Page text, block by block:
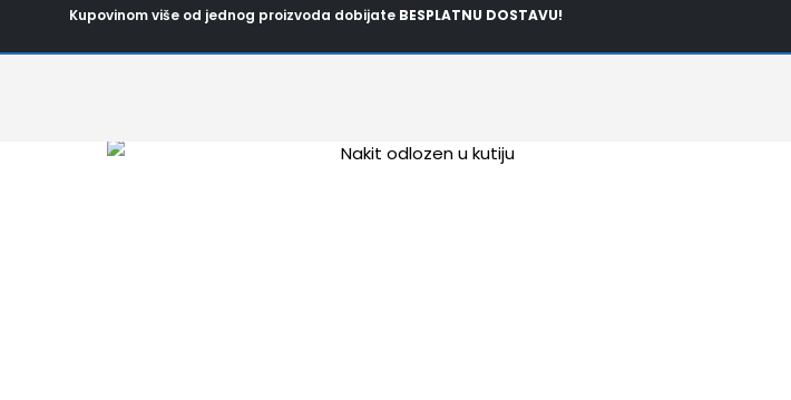
Kupovinom više od jednog proizvoda dobijate BESPLATNU DOSTAVU!